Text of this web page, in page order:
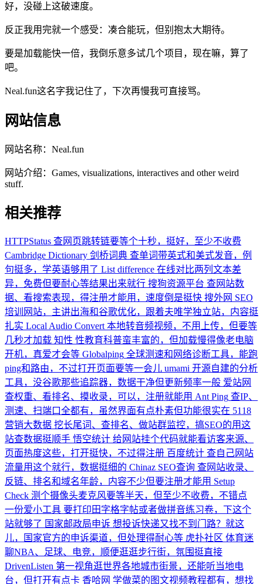
好，没碰上这破速度。
反正我用完就一个感受：凑合能玩，但别抱太大期待。
要是加载能快一倍，我倒乐意多试几个项目，现在嘛，算了
吧。
Neal.fun这名字我记住了，下次再慢我可直接骂。
网站信息
网站名称： Neal.fun
网站介绍： Games, visualizations, interactives and other weird
stuff.
相关推荐
HTTPStatus 查网页跳转链要等个十秒，挺好，至少不收费
Cambridge Dictionary 剑桥词典 查单词带英式和美式发音，例
句挺多，学英语够用了 List difference 在线对比两列文本差
异，免费但要耐心等结果出来就行 搜狗资源平台 查网站数
据、看搜索表现，得注册才能用，速度倒是挺快 搜外网 SEO
培训网站，主讲出海和谷歌优化，跟着夫唯学独立站，内容挺
扎实 Local Audio Convert 本地转音频视频，不用上传，但要等
几秒才加载 知性 性教育科普蛮丰富的，但加载慢得像老电脑
开机，真爱才会等 Globalping 全球测速和网络诊断工具，能跑
ping和路由，不过打开页面要等一会儿 umami 开源自建的分析
工具，没谷歌那些追踪器，数据干净但更新频率一般 爱站网
查权重、看排名、摸收录，可以，注册就能用 Ant Ping 查IP、
测速、扫端口全都有，虽然界面有点朴素但功能很实在 5118
营销大数据 挖长尾词、查排名、做站群监控，搞SEO的用这
站查数据挺顺手 悟空统计 给网站挂个代码就能看访客来源、
页面热度这些，打开挺快，不过得注册 百度统计 查自己网站
流量用这个就行，数据挺细的 Chinaz SEO查询 查网站收录、
反链、排名和域名年龄，内容不少但要注册才能用 Setup
Check 测个摄像头麦克风要等半天，但至少不收费，不错点
一份爱小工具 要打印田字格字帖或者做拼音练习卷，下这个
站就够了 国家邮政局申诉 想投诉快递又找不到门路？就这
儿，国家官方的申诉渠道，但处理得耐心等 虎扑社区 体育迷
聊NBA、足球、电竞，顺便逛逛步行街，氛围挺直接
DrivenListen 第一视角逛世界各地城市街景，还能听当地电
台，但打开有点卡 香哈网 学做菜的图文视频教程都有，想找